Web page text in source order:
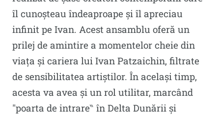
îl cunoșteau îndeaproape și îl apreciau
infinit pe Ivan. Acest ansamblu oferă un
prilej de amintire a momentelor cheie din
viața și cariera lui Ivan Patzaichin, filtrate
de sensibilitatea artiștilor. În același timp,
acesta va avea și un rol utilitar, marcând
″poarta de intrare‶ în Delta Dunării și